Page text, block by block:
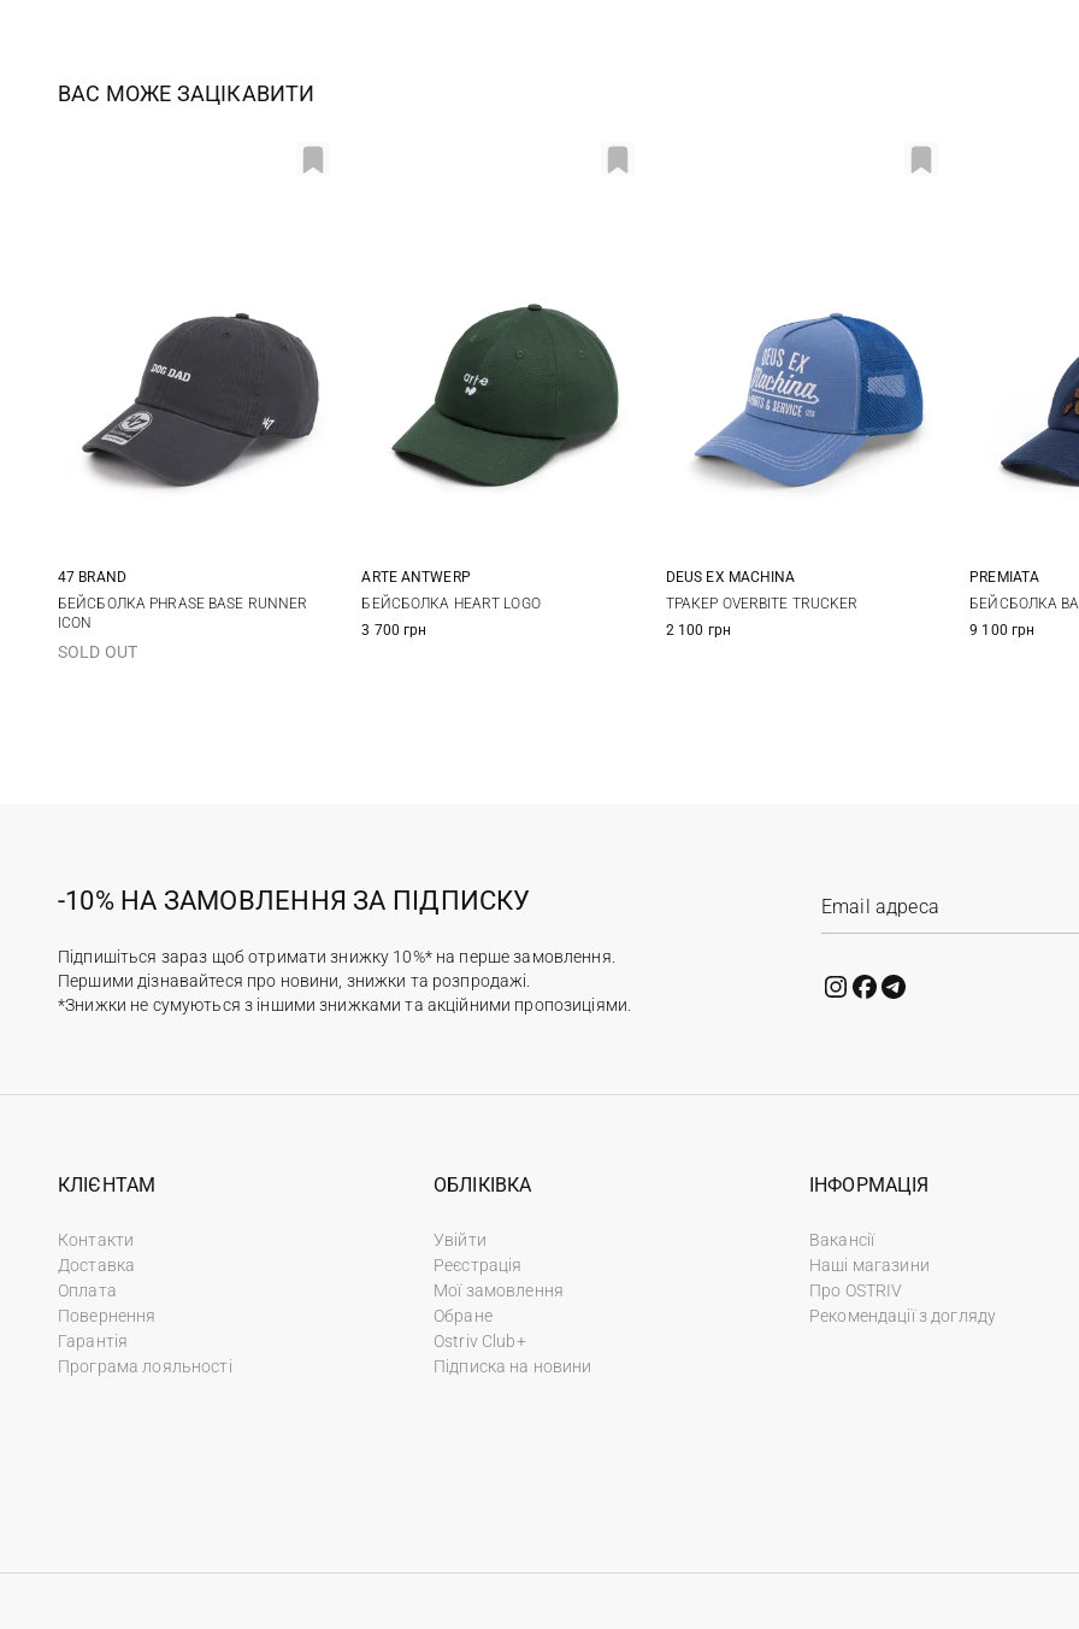
ВАС МОЖЕ ЗАЦІКАВИТИ
One size
47 BRAND
БЕЙСБОЛКА PHRASE BASE RUNNER
ICON
SOLD OUT
One size
ARTE ANTWERP
БЕЙСБОЛКА HEART LOGO
3 700 грн
One size
DEUS EX MACHINА
ТРАКЕР OVERBITE TRUCKER
2 100 грн
58
PREMIATA
БЕЙСБОЛКА
9 100 грн
-10% НА ЗАМОВЛЕННЯ ЗА ПІДПИСКУ
Підпишіться зараз щоб отримати знижку 10%* на перше замовлення.
Першими дізнавайтеся про новини, знижки та розпродажі.
*Знижки не сумуються з іншими знижками та акційними пропозиціями.
КЛІЄНТАМ
Контакти
Доставка
Оплата
Повернення
Гарантія
Програма лояльності
ОБЛІКІВКА
Увійти
Реєстрація
Мої замовлення
Обране
Ostriv Club+
Підписка на новини
ІНФОРМАЦІЯ
Вакансії
Наші магазини
Про OSTRIV
Рекомендації з догляду